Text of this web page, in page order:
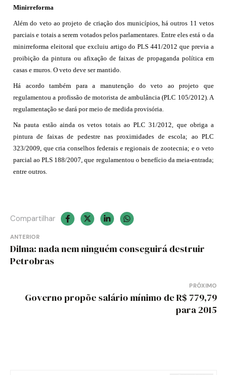
Minirreforma
Além do veto ao projeto de criação dos municípios, há outros 11 vetos
parciais e totais a serem votados pelos parlamentares. Entre eles está o da
minirreforma eleitoral que excluiu artigo do PLS 441/2012 que previa a
proibição da pintura ou afixação de faixas de propaganda política em
casas e muros. O veto deve ser mantido.
Há acordo também para a manutenção do veto ao projeto que
regulamentou a profissão de motorista de ambulância (PLC 105/2012). A
regulamentação se dará por meio de medida provisória.
Na pauta estão ainda os vetos totais ao PLC 31/2012, que obriga a
pintura de faixas de pedestre nas proximidades de escola; ao PLC
323/2009, que cria conselhos federais e regionais de zootecnia; e o veto
parcial ao PLS 188/2007, que regulamentou o benefício da meia-entrada;
entre outros.
Compartilhar
Navegação
de
ANTERIOR
Dilma: nada nem ninguém conseguirá destruir
Petrobras
PRÓXIMO
Governo propõe salário mínimo de R$ 779,79
para 2015